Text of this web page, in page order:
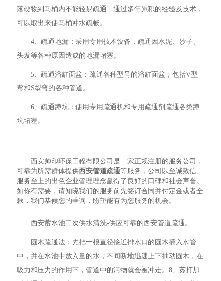
落硬物到马桶内不能轻易疏通，通过多年累积的经验及技术，
可以取出来使马桶冲水疏畅。
4、疏通地漏：采用专用技术设备，疏通因水泥、沙子、
头发等各种原因造成的地漏堵塞。
5、疏通浴缸面盆：疏通各种型号的浴缸面盆，包括V型
弯和S型弯的各种管道。
6、疏通蹲坑：使用专用疏通机和专用疏通剂疏通各类蹲
坑堵塞。
西安帅印环保工程有限公司是一家正规注册的服务公司，
可靠为所需群体提供西安管道疏通等服务，公司以至诚致信、
服务至上的出色企业管理理念赢得了良好的口碑和社会声誉。
如你有需要，请知晓我们的服务前先签订合同并付定金或者全
款，我们恭候您的垂询，盼望能有为您服务的机会。
西安蓄水池二次供水清洗-供应可靠的西安管道疏通。
圆木疏通法：先把一根直径接近排水口的圆木插入水管
中，并在水池中放入量的水，不间断地迅速上下抽动圆木，在
吸力和压力的作用下，管道中的污物就会被冲走。8、苏打加